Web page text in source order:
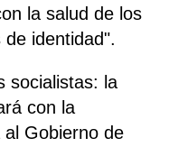
la salud de los
identidad".
socialistas: la
con la
Gobierno de